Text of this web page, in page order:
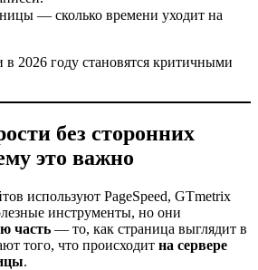
— сколько времени уходит на
2026 году становятся критичными
без сторонних
это важно
используют PageSpeed, GTmetrix
инструменты, но они
часть — то, как страница выглядит в
того, что происходит на сервере
.